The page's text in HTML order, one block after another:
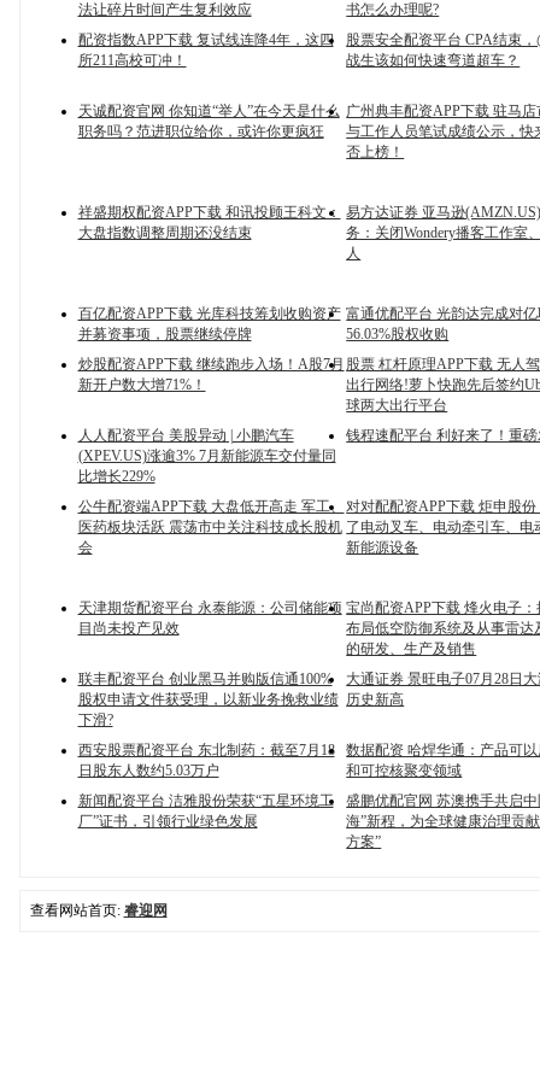
法让碎片时间产生复利效应
书怎么办理呢?
配资指数APP下载 复试线连降4年，这四
所211高校可冲！
股票安全配资平台 CPA结束，
战生该如何快速弯道超车？
天诚配资官网 你知道“举人”在今天是什么
职务吗？范进职位给你，或许你更疯狂
广州典丰配资APP下载 驻马
与工作人员笔试成绩公示，快
否上榜！
祥盛期权配资APP下载 和讯投顾王科文：
大盘指数调整周期还没结束
易方达证券 亚马逊
务：关闭Wondery播客工作室
人
百亿配资APP下载 光库科技筹划收购资产
并募资事项，股票继续停牌
富通优配平台 光韵达完成对
56.03%股权收购
炒股配资APP下载 继续跑步入场！A股7月
新开户数大增71%！
股票 杠杆原理APP下载 无人
出行网络!萝卜快跑先后签约
球两大出行平台
人人配资平台 美股异动 | 小鹏汽车
(XPEV.US)涨逾3% 7月新能源车交付量同
比增长229%
钱程速配平台 利好来了！重
公牛配资端APP下载 大盘低开高走 军工、
医药板块活跃 震荡市中关注科技成长股机
会
对对配配资APP下载 炬申股
了电动叉车、电动牵引车、电
新能源设备
天津期货配资平台 永泰能源：公司储能项
目尚未投产见效
宝尚配资APP下载 烽火电子
布局低空防御系统及从事雷达
的研发、生产及销售
联丰配资平台 创业黑马并购版信通100%
股权申请文件获受理，以新业务挽救业绩
下滑?
大通证券 景旺电子07月28日
历史新高
西安股票配资平台 东北制药：截至7月18
日股东人数约5.03万户
数据配资 哈焊华通：产品可
和可控核聚变领域
新闻配资平台 洁雅股份荣获“五星环境工
厂”证书，引领行业绿色发展
盛鹏优配官网 苏澳携手共启中
海”新程，为全球健康治理贡
方案”
查看网站首页: 睿迎网